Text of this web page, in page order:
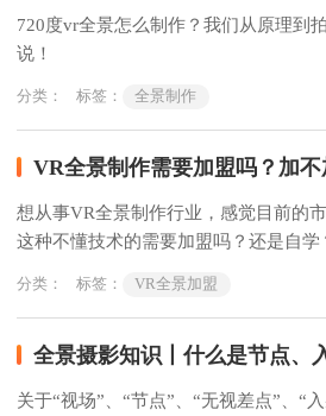
720度vr全景怎么制作？我们从原理到
说！
分类： 标签： 全景制作
VR全景制作需要加盟吗？加不
想从事VR全景制作行业，感觉目前的
这种不懂技术的需要加盟吗？还是自学
分类： 标签： VR全景加盟
全景摄影知识丨什么是节点、入
关于“视场”、“节点”、“无视差点”、“